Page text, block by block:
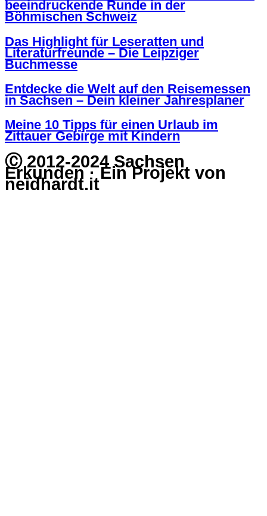
beeindruckende Runde in der
Böhmischen Schweiz
Das Highlight für Leseratten und
Literaturfreunde – Die Leipziger
Buchmesse
Entdecke die Welt auf den Reisemessen
in Sachsen – Dein kleiner Jahresplaner
Meine 10 Tipps für einen Urlaub im
Zittauer Gebirge mit Kindern
Ⓒ 2012-2024 Sachsen
Erkunden · Ein Projekt von
neidhardt.it